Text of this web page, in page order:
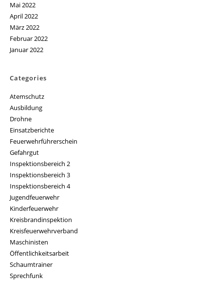
Mai 2022
April 2022
März 2022
Februar 2022
Januar 2022
Categories
Atemschutz
Ausbildung
Drohne
Einsatzberichte
Feuerwehrführerschein
Gefahrgut
Inspektionsbereich 2
Inspektionsbereich 3
Inspektionsbereich 4
Jugendfeuerwehr
Kinderfeuerwehr
Kreisbrandinspektion
Kreisfeuerwehrverband
Maschinisten
Öffentlichkeitsarbeit
Schaumtrainer
Sprechfunk